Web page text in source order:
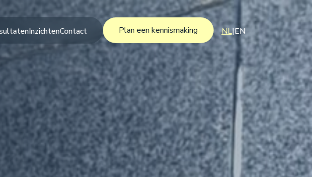
InzichtenContact
Plan een kennismaking
Plan een kennismaking NL|EN